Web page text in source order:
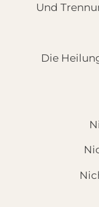
Und
Die